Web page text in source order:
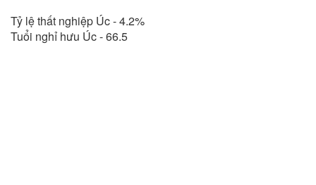
Tỷ lệ thất nghiệp Úc - 4.2%
Tuổi nghỉ hưu Úc - 66.5